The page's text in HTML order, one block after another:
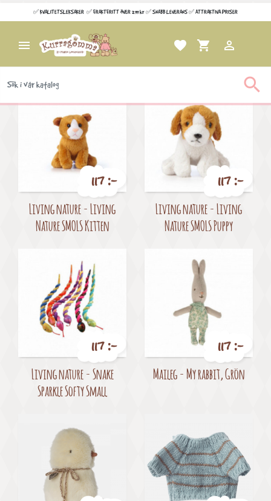
✅ KVALITETSLEKSAKER ✅ FRAKTFRITT ÖVER 299 kr ✅ SNABB LEVERANS ✅ ATTRAKTIVA PRISER



favorite shopping_cart
Wishlists
Filtrera
Visar 1-20 av 192 objekt
Pris
117 :-
Living nature - Living
Nature SMOLS Kitten
Pris
117 :-
Living nature - Living
Nature SMOLS Puppy
Pris
117 :-
Living nature - Snake
Sparkle Softy Small
Pris
117 :-
Maileg - My rabbit, Grön